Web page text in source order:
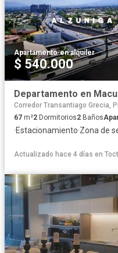
Apartamento·en alquiler
$ 540.000
Departamento en Macul
Corredor Transantiago Grecia,
67 m²2 Dormitorios2 Baños
·Estacionamiento·Zona de
Actualizado hace 4 días en